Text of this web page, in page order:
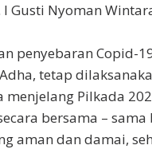
Gusti Nyoman
penyebaran Copid-
tetap
menjelang Pilkada
bersama –
aman dan damai,